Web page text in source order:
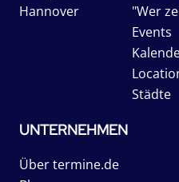
Hannover
"Wer
Events
Städte
UNTERNEHMEN
Über termine.de